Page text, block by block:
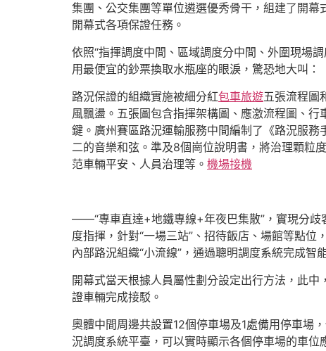
集團、公交集團等單位遴選優秀骨干，組建了開
開幕式各項保證任務。
依照“指揮調度中間、區域調度分中間、外圍現場
用最便宜的鈔票換取水瓶座的眼淚，驚恐地大叫
路況保證的組織實施被細分紅包車旅遊五張流程圖
風飄盪。五張圖包含指揮架構圖、應激流程圖、
鍵。廣州賽區路況運輸服務中間編制了《路況服
二的音樂和弦。準及8個崗位說明書，將治理顆粒
范車輛平安、人員治理等。 機場接機
——“專車直達+地鐵專線+年夜巴集散”，實現分歧
度指揮，針對“一場三站”、招待飯店、場館等點位
內部路況組織“小流線”，通過聰明調度系統完成智
開幕式當天根據人員屬性劃分設定出行方法，此
證車輛完成接駁。
奧體中間周邊共設置12個停車場及1處備用停車場
況調度系統平臺，可以實時顯示各個停車場的車